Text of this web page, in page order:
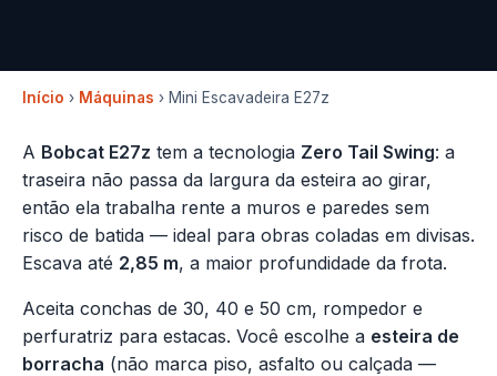
Início › Máquinas › Mini Escavadeira E27z
A Bobcat E27z tem a tecnologia Zero Tail Swing: a
traseira não passa da largura da esteira ao girar,
então ela trabalha rente a muros e paredes sem
risco de batida — ideal para obras coladas em divisas.
Escava até 2,85 m, a maior profundidade da frota.
Aceita conchas de 30, 40 e 50 cm, rompedor e
perfuratriz para estacas. Você escolhe a esteira de
borracha (não marca piso, asfalto ou calçada —